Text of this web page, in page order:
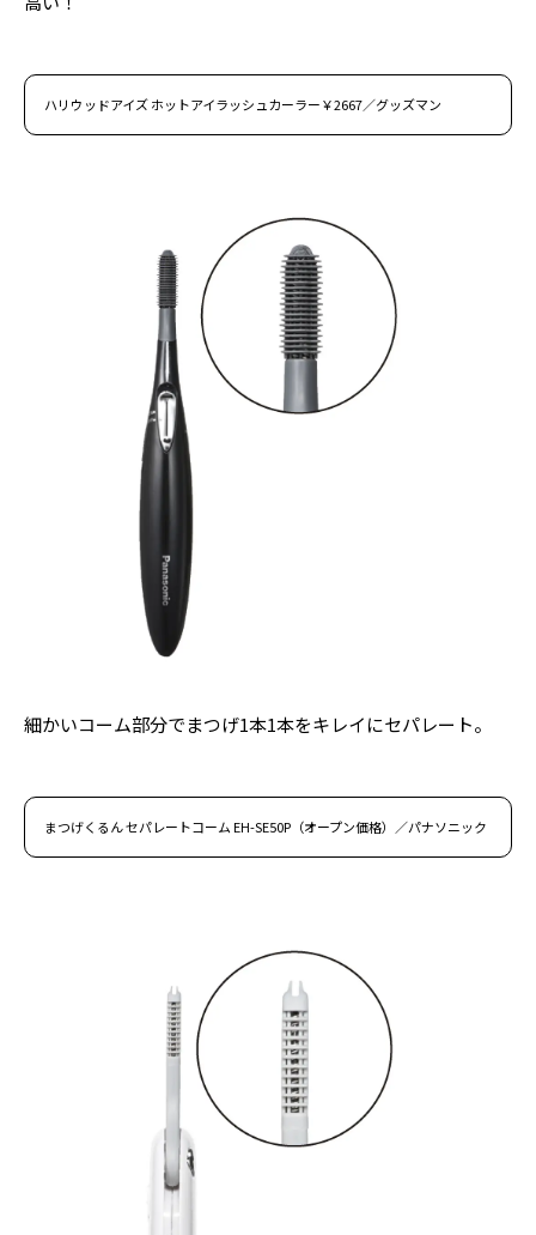
ハリウッドアイズ ホットアイラッシュカーラー￥2667／グッズマン
細かいコーム部分でまつげ1本1本をキレイにセパレート。
まつげくるん セパレートコーム EH-SE50P（オープン価格）／パナソニック